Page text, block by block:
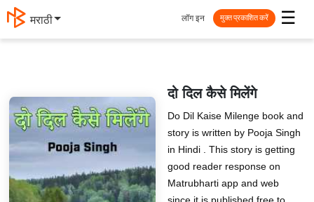
मराठी ☰
लॉग इन मुक्त प्रकाशित करें
दो दिल कैसे मिलेंगे
Do Dil Kaise Milenge book and
story is written by Pooja Singh
in Hindi . This story is getting
good reader response on
Matrubharti app and web